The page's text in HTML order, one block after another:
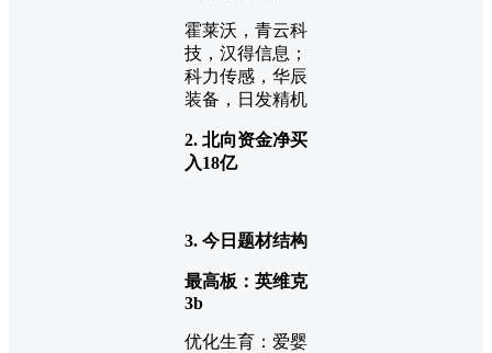
霍莱沃，青云科
技，汉得信息；
科力传感，华辰
装备，日发精机
2. 北向资金净买
入18亿
3. 今日题材结构
最高板：英维克
3b
优化生育：爱婴